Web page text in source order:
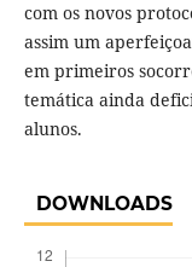
com os novos
assim um
em primeiros
temática ainda
alunos.
DOWNLOADS